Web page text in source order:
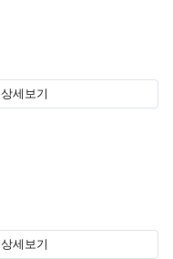
상세보기
상세보기